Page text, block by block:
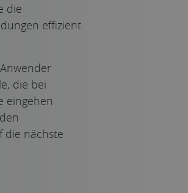
die
effizient
die bei
eingehen
die nächste